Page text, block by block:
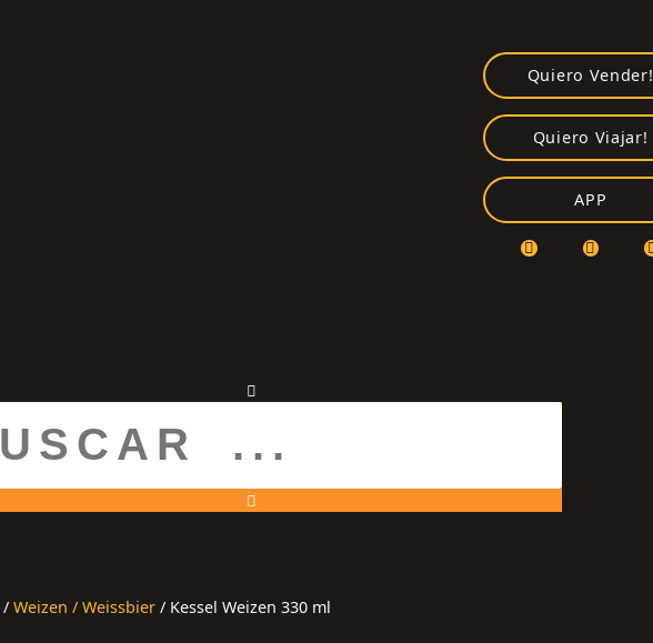
Quiero Vender!
Quiero Viajar!
APP
/ Weizen / Weissbier / Kessel Weizen 330 ml